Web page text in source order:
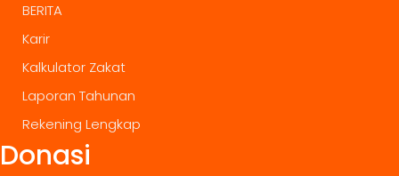
BERITA
Karir
Kalkulator Zakat
Laporan Tahunan
Rekening Lengkap
Donasi